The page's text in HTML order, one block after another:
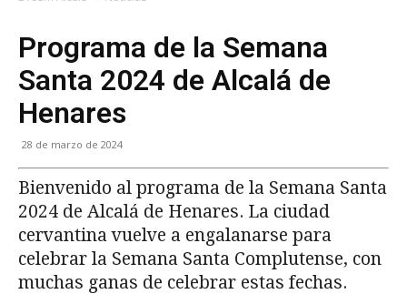
Programa de la Semana
Santa 2024 de Alcalá de
Henares
28 de marzo de 2024
Bienvenido al programa de la Semana Santa
2024 de Alcalá de Henares. La ciudad
cervantina vuelve a engalanarse para
celebrar la Semana Santa Complutense, con
muchas ganas de celebrar estas fechas.